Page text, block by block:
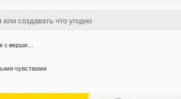
с верши…
чувствами